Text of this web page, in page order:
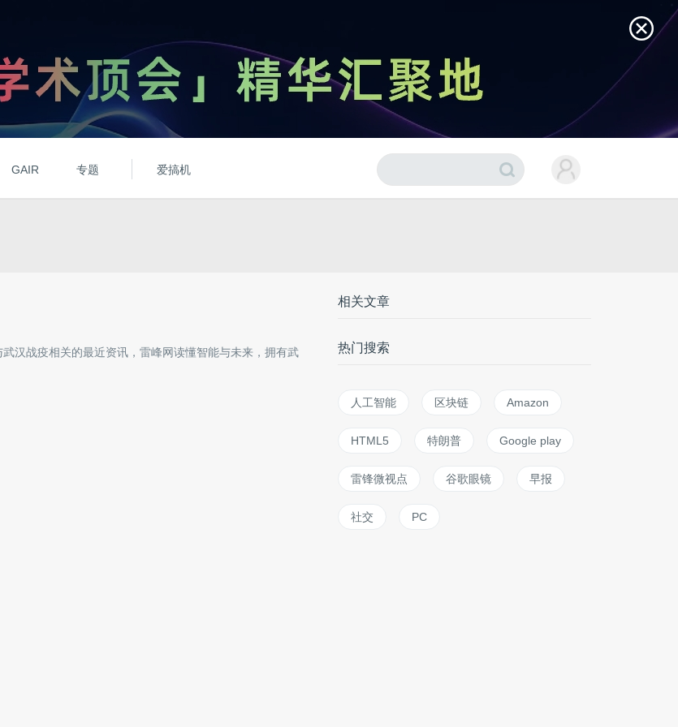
GAIR 专题 爱搞机
武汉战疫相关的最近资讯，雷峰网读懂智能与未来，拥有武
相关文章
热门搜索
人工智能 区块链 Amazon
HTML5 特朗普 Google play
雷锋微视点 谷歌眼镜 早报
社交 PC